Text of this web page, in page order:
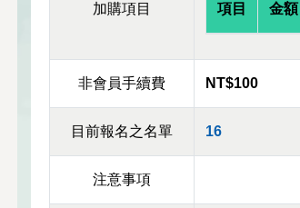
加購項目 項目 金額
非會員手續費 NT$100
目前報名之名單 16
注意事項